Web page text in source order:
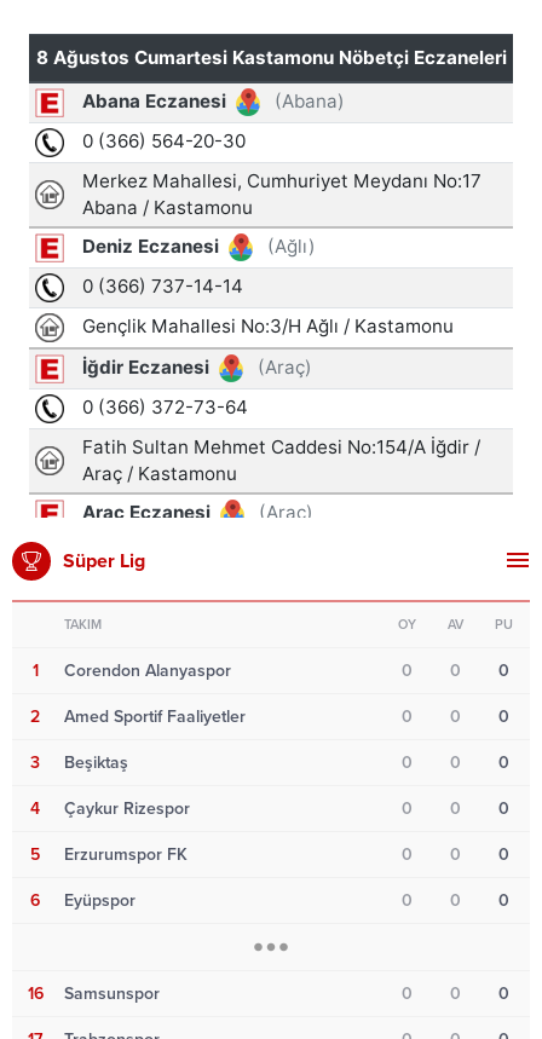
Süper Lig
TAKIM OY AV PU
1 Corendon Alanyaspor 0 0 0
2 Amed Sportif Faaliyetler 0 0 0
3 Beşiktaş 0 0 0
4 Çaykur Rizespor 0 0 0
5 Erzurumspor FK 0 0 0
6 Eyüpspor 0 0 0
16 Samsunspor 0 0 0